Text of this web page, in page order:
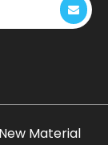
Material